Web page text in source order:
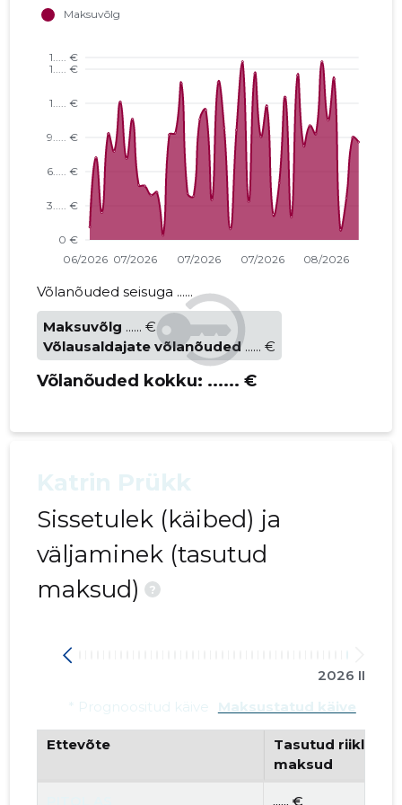
Võlanõuded seisuga ......
Maksuvõlg ...... €
Võlausaldajate võlanõuded ...... €
Võlanõuded kokku: ...... €
Katrin Prükk
Sissetulek (käibed) ja
väljaminek (tasutud
maksud)
?
2026 II
* Prognoositud käive
Maksustatud käive
Ettevõte
Tasutud riiklikud
maksud
...... €